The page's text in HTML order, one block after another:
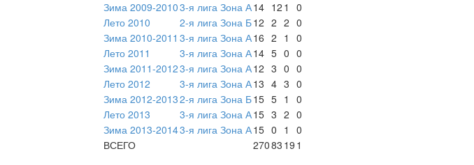
Зима 2009-20103-я лига Зона А14 12 1
0
Лето 2010
2-я лига Зона Б12 2 2 0
Зима 2010-2011 3-я лига Зона А16 2 1
0
Лето 2011
3-я лига Зона А14 5 0 0
Зима 2011-20123-я лига Зона А12 3 0 0
Лето 2012
3-я лига Зона А13 4 3 0
Зима 2012-20132-я лига Зона Б15 5 1
0
Лето 2013
3-я лига Зона А15 3 2 0
Зима 2013-20143-я лига Зона А15 0 1
0
ВСЕГО
27083 19 1